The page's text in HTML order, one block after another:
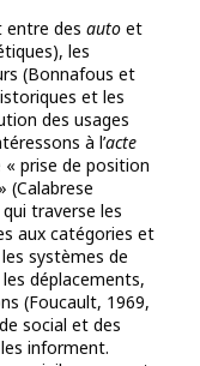
entre des auto et
les
(Bonnafous et
et les
des usages
à l’acte
prise de position
(Calabrese
qui traverse les
aux catégories et
systèmes de
déplacements,
(Foucault, 1969,
social et des
informent.